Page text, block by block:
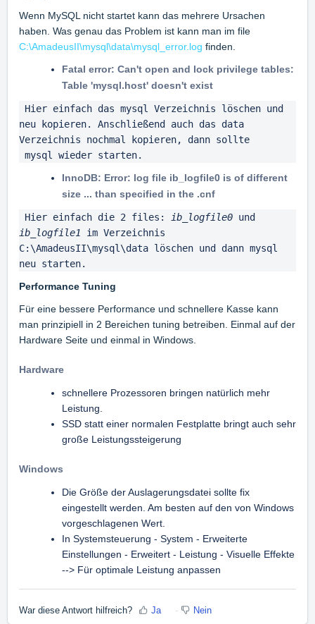
Wenn MySQL nicht startet kann das mehrere Ursachen
haben. Was genau das Problem ist kann man im file
C:\AmadeusII\mysql\data\mysql_error.log finden.
Fatal error: Can't open and lock privilege tables:
Table 'mysql.host' doesn't exist
neu kopieren. Anschließend auch das data
Verzeichnis nochmal kopieren, dann sollte
mysql wieder starten.
InnoDB: Error: log file ib_logfile0 is of different
size ... than specified in the .cnf
Hier einfach die 2 files: ib_logfile0
ib_logfile1 im Verzeichnis
C:\AmadeusII\mysql\data löschen und dann mysql
neu starten.
Performance Tuning
Für eine bessere Performance und schnellere Kasse kann
man prinzipiell in 2 Bereichen tuning betreiben. Einmal auf der
Hardware Seite und einmal in Windows.
Hardware
schnellere Prozessoren bringen natürlich mehr
Leistung.
SSD statt einer normalen Festplatte bringt auch sehr
große Leistungssteigerung
Windows
Die Größe der Auslagerungsdatei sollte fix
eingestellt werden. Am besten auf den von Windows
vorgeschlagenen Wert.
In Systemsteuerung - System - Erweiterte
Einstellungen - Erweitert - Leistung - Visuelle Effekte
--> Für optimale Leistung anpassen
War diese Antwort hilfreich? Ja Nein